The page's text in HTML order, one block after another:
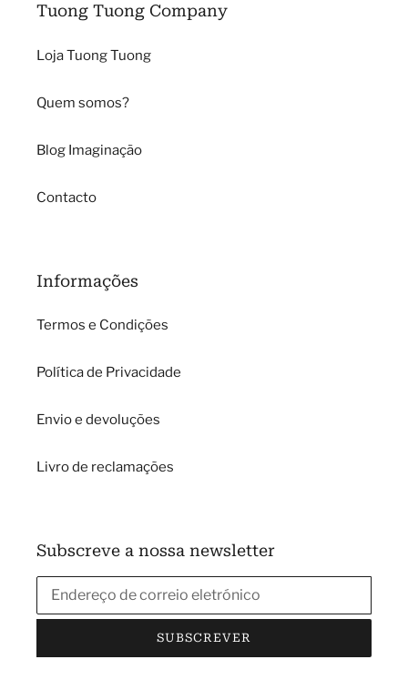
Tuong Tuong Company
Loja Tuong Tuong
Quem somos?
Blog Imaginação
Contacto
Informações
Termos e Condições
Política de Privacidade
Envio e devoluções
Livro de reclamações
Subscreve a nossa newsletter
SUBSCREVER